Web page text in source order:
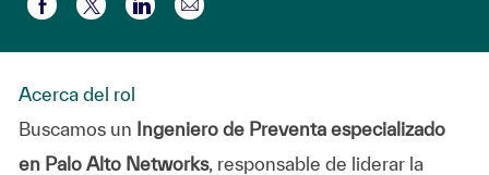
Share via Facebook
Share via twitter
Share via LinkedIn
Share via email
Acerca del rol
Buscamos un Ingeniero de Preventa especializado
en Palo Alto Networks, responsable de liderar la